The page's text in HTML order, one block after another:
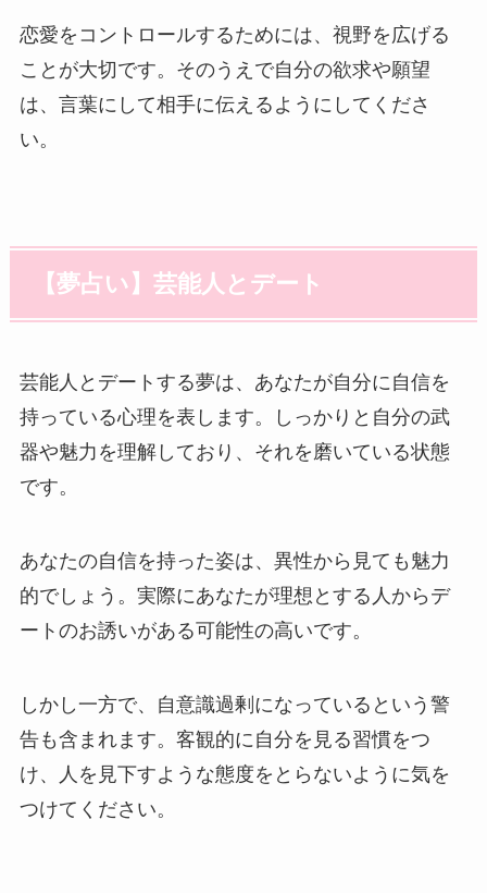
恋愛をコントロールするためには、視野を広げる
ことが大切です。そのうえで自分の欲求や願望
は、言葉にして相手に伝えるようにしてくださ
い。
【夢占い】芸能人とデート
芸能人とデートする夢は、あなたが自分に自信を
持っている心理を表します。しっかりと自分の武
器や魅力を理解しており、それを磨いている状態
です。
あなたの自信を持った姿は、異性から見ても魅力
的でしょう。実際にあなたが理想とする人からデ
ートのお誘いがある可能性の高いです。
しかし一方で、自意識過剰になっているという警
告も含まれます。客観的に自分を見る習慣をつ
け、人を見下すような態度をとらないように気を
つけてください。